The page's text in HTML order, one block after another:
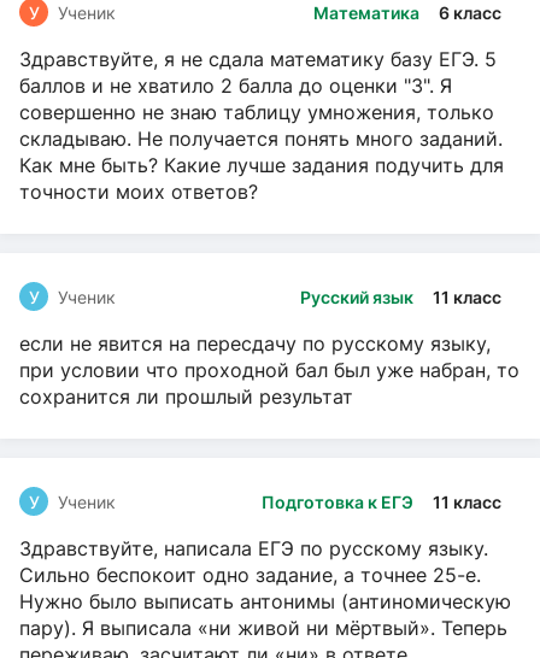
Математика 6 класс
У Ученик
Здравствуйте, я не сдала математику базу ЕГЭ. 5
баллов и не хватило 2 балла до оценки "3". Я
совершенно не знаю таблицу умножения, только
складываю. Не получается понять много заданий.
Как мне быть? Какие лучше задания подучить для
точности моих ответов?
Русский язык 11 класс
У Ученик
если не явится на пересдачу по русскому языку,
при условии что проходной бал был уже набран, то
сохранится ли прошлый результат
Подготовка к ЕГЭ 11 класс
У Ученик
Здравствуйте, написала ЕГЭ по русскому языку.
Сильно беспокоит одно задание, а точнее 25-е.
Нужно было выписать антонимы (антиномическую
пару). Я выписала «ни живой ни мёртвый». Теперь